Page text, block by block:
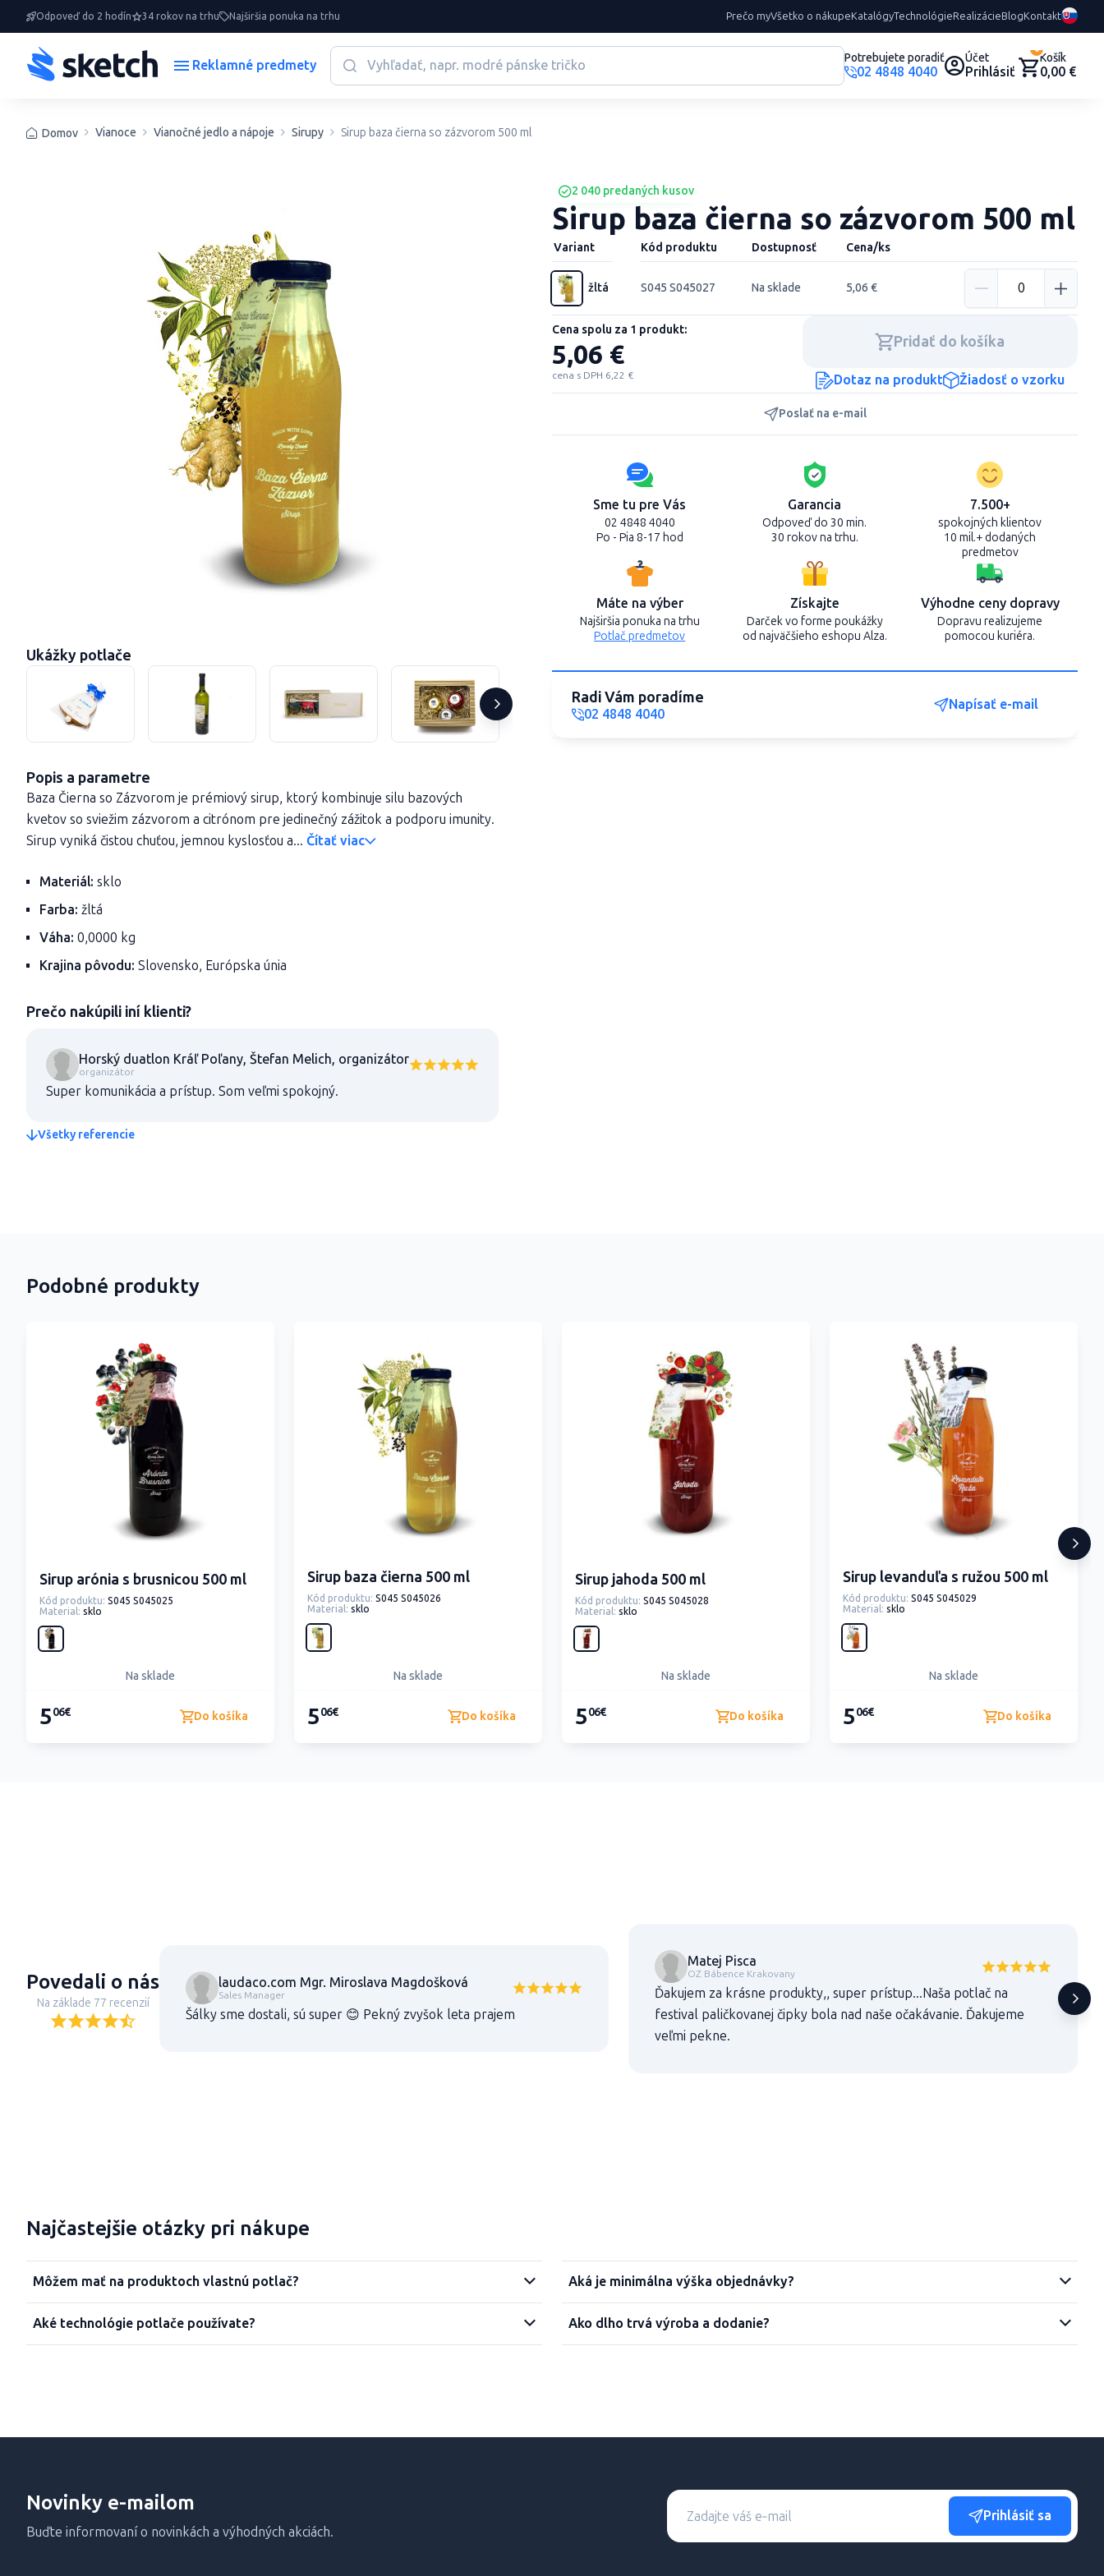
Odpoveď do 2 hodín 34 rokov na trhu Najširšia ponuka na trhu Prečo myVšetko o nákupeKatalógyTechnológieRealizácieBlogKontakt
Reklamné predmety Potrebujete poradiť
02 4848 4040
Účet
Prihlásiť
0
Košík
0,00 €
Domov Vianoce Vianočné jedlo a nápoje Sirupy Sirup baza čierna so zázvorom 500 ml
2 040 predaných kusov
Sirup baza čierna so zázvorom 500 ml
Variant Kód produktu Dostupnosť Cena/ks
žltá S045 S045027 Na sklade 5,06 €
Cena spolu za 1 produkt:
5,06 €
cena s DPH 6,22 €
Pridať do košíka
Dotaz na produkt Žiadosť o vzorku
Poslať na e-mail
Sme tu pre Vás
02 4848 4040
Po - Pia 8-17 hod
Garancia
Odpoveď do 30 min.
30 rokov na trhu.
7.500+
spokojných klientov
10 mil.+ dodaných
predmetov
Máte na výber
Najširšia ponuka na trhu
Potlač predmetov
Získajte
Darček vo forme poukážky
od najväčšieho eshopu Alza.
Výhodne ceny dopravy
Dopravu realizujeme
pomocou kuriéra.
Radi Vám poradíme
02 4848 4040
Napísať e-mail
Ukážky potlače
Popis a parametre
Baza Čierna so Zázvorom je prémiový sirup, ktorý kombinuje silu bazových
kvetov so sviežim zázvorom a citrónom pre jedinečný zážitok a podporu imunity.
Sirup vyniká čistou chuťou, jemnou kyslosťou a... Čítať viac
Materiál: sklo
Farba: žltá
Váha: 0,0000 kg
Krajina pôvodu: Slovensko, Európska únia
Prečo nakúpili iní klienti?
Horský duatlon Kráľ Poľany, Štefan Melich, organizátor
organizátor
Super komunikácia a prístup. Som veľmi spokojný.
Všetky referencie
Podobné produkty
Sirup arónia s brusnicou 500 ml
Kód produktu: S045 S045025
Material: sklo
Na sklade
506€ Do košíka
Sirup baza čierna 500 ml
Kód produktu: S045 S045026
Material: sklo
Na sklade
506€ Do košíka
Sirup jahoda 500 ml
Kód produktu: S045 S045028
Material: sklo
Na sklade
506€ Do košíka
Sirup levanduľa s ružou 500 ml
Kód produktu: S045 S045029
Material: sklo
Na sklade
506€ Do košíka
Povedali o nás
Na základe 77 recenzií
laudaco.com Mgr. Miroslava Magdošková
Sales Manager
Šálky sme dostali, sú super 😊 Pekný zvyšok leta prajem
Matej Pisca
OZ Bábence Krakovany
Ďakujem za krásne produkty,, super prístup...Naša potlač na
festival paličkovanej čipky bola nad naše očakávanie. Ďakujeme
veľmi pekne.
Najčastejšie otázky pri nákupe
Môžem mať na produktoch vlastnú potlač?
Aké technológie potlače používate?
Aká je minimálna výška objednávky?
Ako dlho trvá výroba a dodanie?
Novinky e-mailom
Buďte informovaní o novinkách a výhodných akciách.
Prihlásiť sa